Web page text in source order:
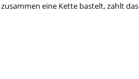
eine Kette bastelt, zahlt das